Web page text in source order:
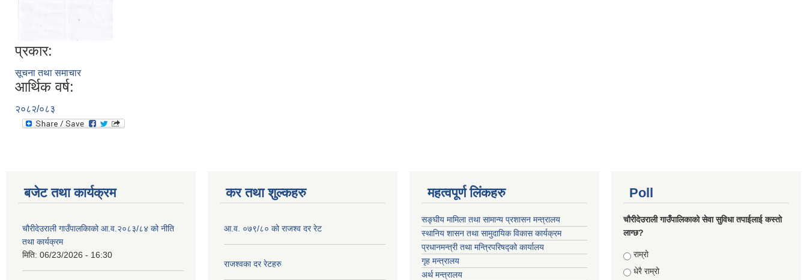
प्रकार:
सूचना तथा समाचार
आर्थिक वर्ष:
२०८२/०८३
बजेट तथा कार्यक्रम
चौरीदेउराली गाउँपालकिाको आ.व.२०८३/८४ को नीति
तथा कार्यक्रम
मिति: 06/23/2026 - 16:30
कर तथा शुल्कहरु
आ.व. ०७९/८० को राजश्व दर रेट
राजश्‍वका दर रेटहरु
महत्वपूर्ण लिंकहरु
सङ्घीय मामिला तथा सामान्य प्रशासन मन्‍त्रालय
स्थानिय शासन तथा सामुदायिक विकास कार्यक्रम
प्रधानमन्‍त्री तथा मन्‍त्रिपरिषद्को कार्यालय
गृह मन्‍त्रालय
अर्थ मन्त्रालय
Poll
चौरीदेउराली गाउँपालिकाको सेवा सुविधा तपाईलाई कस्तो
लाग्छ?
Choices
राम्रो
धेरै राम्रो